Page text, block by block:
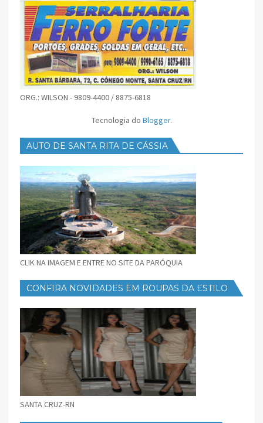
ORG.: WILSON - 9809-4400 / 8875-6818
Tecnologia do Blogger.
AUTO DE SANTA RITA DE CÁSSIA
CLIK NA IMAGEM E ENTRE NO SITE DA PARÓQUIA
CONFIRA NOVIDADES EM ROUPAS DA ESTILO
SANTA CRUZ-RN